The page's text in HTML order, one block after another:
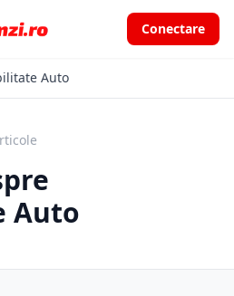
Conectare
Auto
Auto